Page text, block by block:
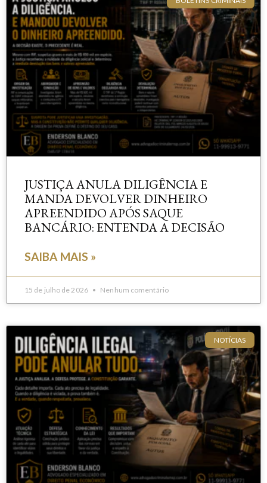
JUSTIÇA ANULA DILIGÊNCIA E
MANDA DEVOLVER DINHEIRO
APREENDIDO APÓS SAQUE
BANCÁRIO: ENTENDA A DECISÃO
SAIBA MAIS »
15 de julho de 2026 Nenhum comentário
NOTÍCIAS